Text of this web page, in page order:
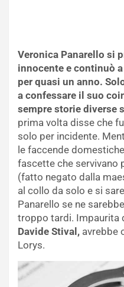
Veronica Panarello si
innocente e continuò
per quasi un anno.
a confessare il suo
sempre storie diverse
prima volta disse che
solo per incidente.
le faccende
fascette che servivano
(fatto negato dalla
al collo da solo e si
Panarello se ne
troppo tardi. Impaurita
Davide Stival, avrebbe
Lorys.